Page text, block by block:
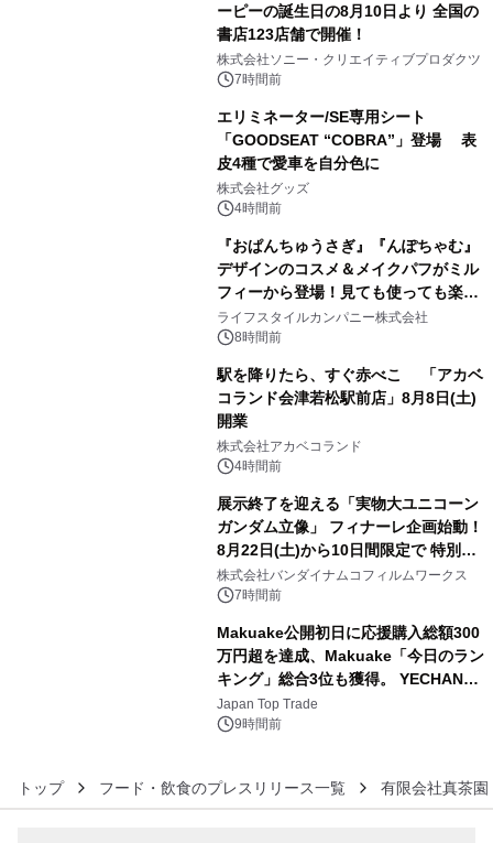
ーピーの誕生日の8月10日より 全国の
書店123店舗で開催！
株式会社ソニー・クリエイティブプロダクツ
7時間前
エリミネーター/SE専用シート
「GOODSEAT “COBRA”」登場 表
皮4種で愛車を自分色に
株式会社グッズ
4時間前
『おぱんちゅうさぎ』『んぽちゃむ』
デザインのコスメ＆メイクパフがミル
フィーから登場！見ても使っても楽し
い、ポップでキュートなコレクショ
ン。
ライフスタイルカンパニー株式会社
8時間前
駅を降りたら、すぐ赤べこ 「アカベ
コランド会津若松駅前店」8月8日(土)
開業
株式会社アカベコランド
4時間前
展示終了を迎える「実物大ユニコーン
ガンダム立像」 フィナーレ企画始動！
8月22日(土)から10日間限定で 特別映
像『UNICORN GUNDAM Statue ―
BEYOND POSSIBILITY ―』を上映！
株式会社バンダイナムコフィルムワークス
7時間前
Makuake公開初日に応援購入総額300
万円超を達成、Makuake「今日のラン
キング」総合3位も獲得。 YECHAN音
浴シンギングボウル第2弾の大型サイ
ズ（XL・2XL・3XL）を先行販売中
Japan Top Trade
9時間前
トップ フード・飲食のプレスリリース一覧 有限会社真茶園